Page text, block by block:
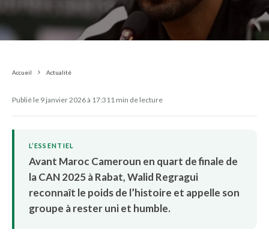
Accueil Actualité
Publié le 9 janvier 2026 à 17:311 min de lecture
L’ESSENTIEL
Avant Maroc Cameroun en quart de finale de
la CAN 2025 à Rabat, Walid Regragui
reconnaît le poids de l’histoire et appelle son
groupe à rester uni et humble.